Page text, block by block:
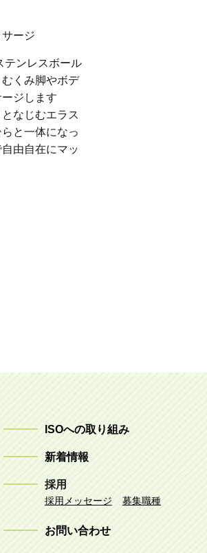
ージ
テンレスボール
くみ脚やボデ
ジします
なじむエラス
と一体になっ
由自在にマッ
ISOへの取り組み
新着情報
採用
採用メッセージ 募集職種
お問い合わせ